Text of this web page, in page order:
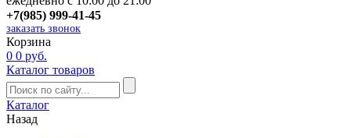
+7(985) 999-41-45
заказать звонок
Корзина
0 0 руб.
Каталог товаров
Каталог
Назад